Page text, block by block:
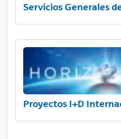
Servicios Generales
Proyectos I+D